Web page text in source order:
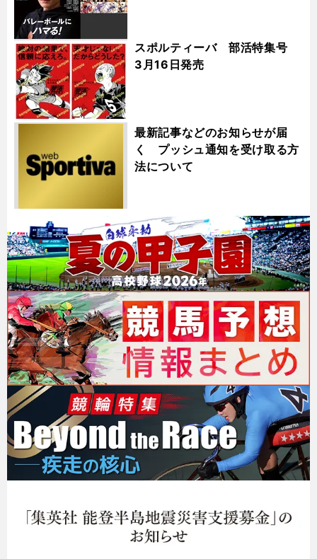
スポルティーバ 部活特集号
3月16日発売
最新記事などのお知らせが届
く プッシュ通知を受け取る方
法について